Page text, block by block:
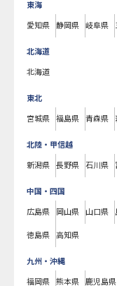
東海
愛知県 静岡県 岐阜県
北海道
北海道
東北
宮城県 福島県 青森県
北陸・甲信越
新潟県 長野県 石川県
中国・四国
広島県 岡山県 山口県
徳島県 高知県
九州・沖縄
福岡県 熊本県 鹿児島県